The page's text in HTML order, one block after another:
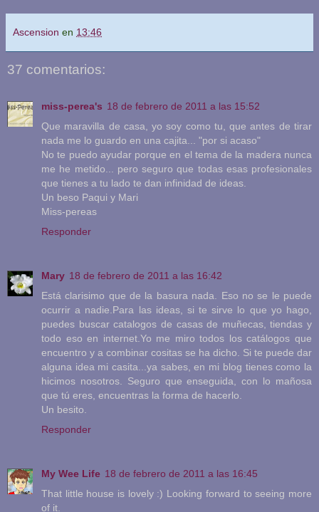
Ascension en 13:46
37 comentarios:
miss-perea's 18 de febrero de 2011 a las 15:52
Que maravilla de casa, yo soy como tu, que antes de tirar
nada me lo guardo en una cajita... "por si acaso"
No te puedo ayudar porque en el tema de la madera nunca
me he metido... pero seguro que todas esas profesionales
que tienes a tu lado te dan infinidad de ideas.
Un beso Paqui y Mari
Miss-pereas
Responder
Mary 18 de febrero de 2011 a las 16:42
Está clarisimo que de la basura nada. Eso no se le puede
ocurrir a nadie.Para las ideas, si te sirve lo que yo hago,
puedes buscar catalogos de casas de muñecas, tiendas y
todo eso en internet.Yo me miro todos los catálogos que
encuentro y a combinar cositas se ha dicho. Si te puede dar
alguna idea mi casita...ya sabes, en mi blog tienes como la
hicimos nosotros. Seguro que enseguida, con lo mañosa
que tú eres, encuentras la forma de hacerlo.
Un besito.
Responder
My Wee Life 18 de febrero de 2011 a las 16:45
That little house is lovely :) Looking forward to seeing more
of it.